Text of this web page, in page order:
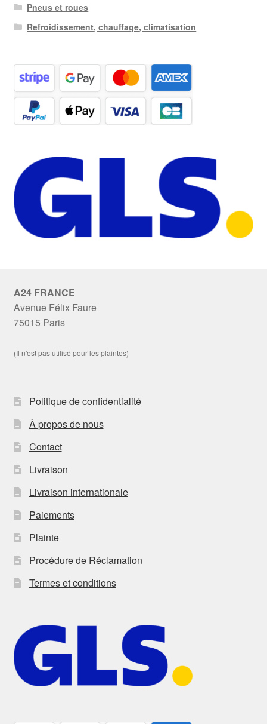
Pneus et roues
Refroidissement, chauffage, climatisation
A24 FRANCE
Avenue Félix Faure
75015 Paris
(Il n'est pas utilisé pour les plaintes)
Politique de confidentialité
À propos de nous
Contact
Livraison
Livraison internationale
Paiements
Plainte
Procédure de Réclamation
Termes et conditions